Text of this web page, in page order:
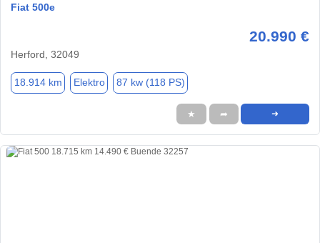
Fiat 500e
20.990 €
Herford, 32049
18.914 km Elektro 87 kw (118 PS)
★ ➦ ➜